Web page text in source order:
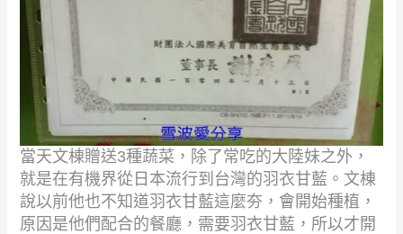
當天文棟贈送3種蔬菜，除了常吃的大陸妹之外，
就是在有機界從日本流行到台灣的羽衣甘藍。文棟
說以前他也不知道羽衣甘藍這麼夯，會開始種植，
原因是他們配合的餐廳，需要羽衣甘藍，所以才開